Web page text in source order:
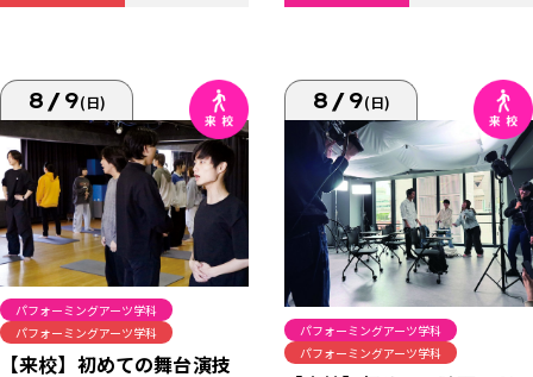
8/9(日)
パフォーミングアーツ学科
パフォーミングアーツ学科
【来校】初めての舞台演技
8/9(日)
パフォーミングアーツ学科
パフォーミングアーツ学科